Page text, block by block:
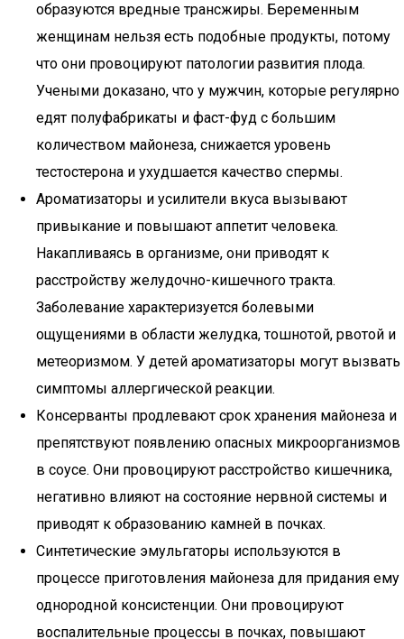
образуются вредные трансжиры. Беременным
женщинам нельзя есть подобные продукты, потому
что они провоцируют патологии развития плода.
Учеными доказано, что у мужчин, которые регулярно
едят полуфабрикаты и фаст-фуд с большим
количеством майонеза, снижается уровень
тестостерона и ухудшается качество спермы.
Ароматизаторы и усилители вкуса вызывают
привыкание и повышают аппетит человека.
Накапливаясь в организме, они приводят к
расстройству желудочно-кишечного тракта.
Заболевание характеризуется болевыми
ощущениями в области желудка, тошнотой, рвотой и
метеоризмом. У детей ароматизаторы могут вызвать
симптомы аллергической реакции.
Консерванты продлевают срок хранения майонеза и
препятствуют появлению опасных микроорганизмов
в соусе. Они провоцируют расстройство кишечника,
негативно влияют на состояние нервной системы и
приводят к образованию камней в почках.
Синтетические эмульгаторы используются в
процессе приготовления майонеза для придания ему
однородной консистенции. Они провоцируют
воспалительные процессы в почках, повышают